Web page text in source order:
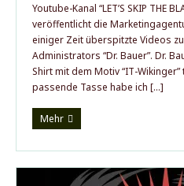
Youtube-Kanal “LET’S SKIP THE
veröffentlicht die
einiger Zeit überspitzte Videos
Administrators “Dr. Bauer”. Dr.
Shirt mit dem Motiv “IT-
passende Tasse habe ich […]
Mehr